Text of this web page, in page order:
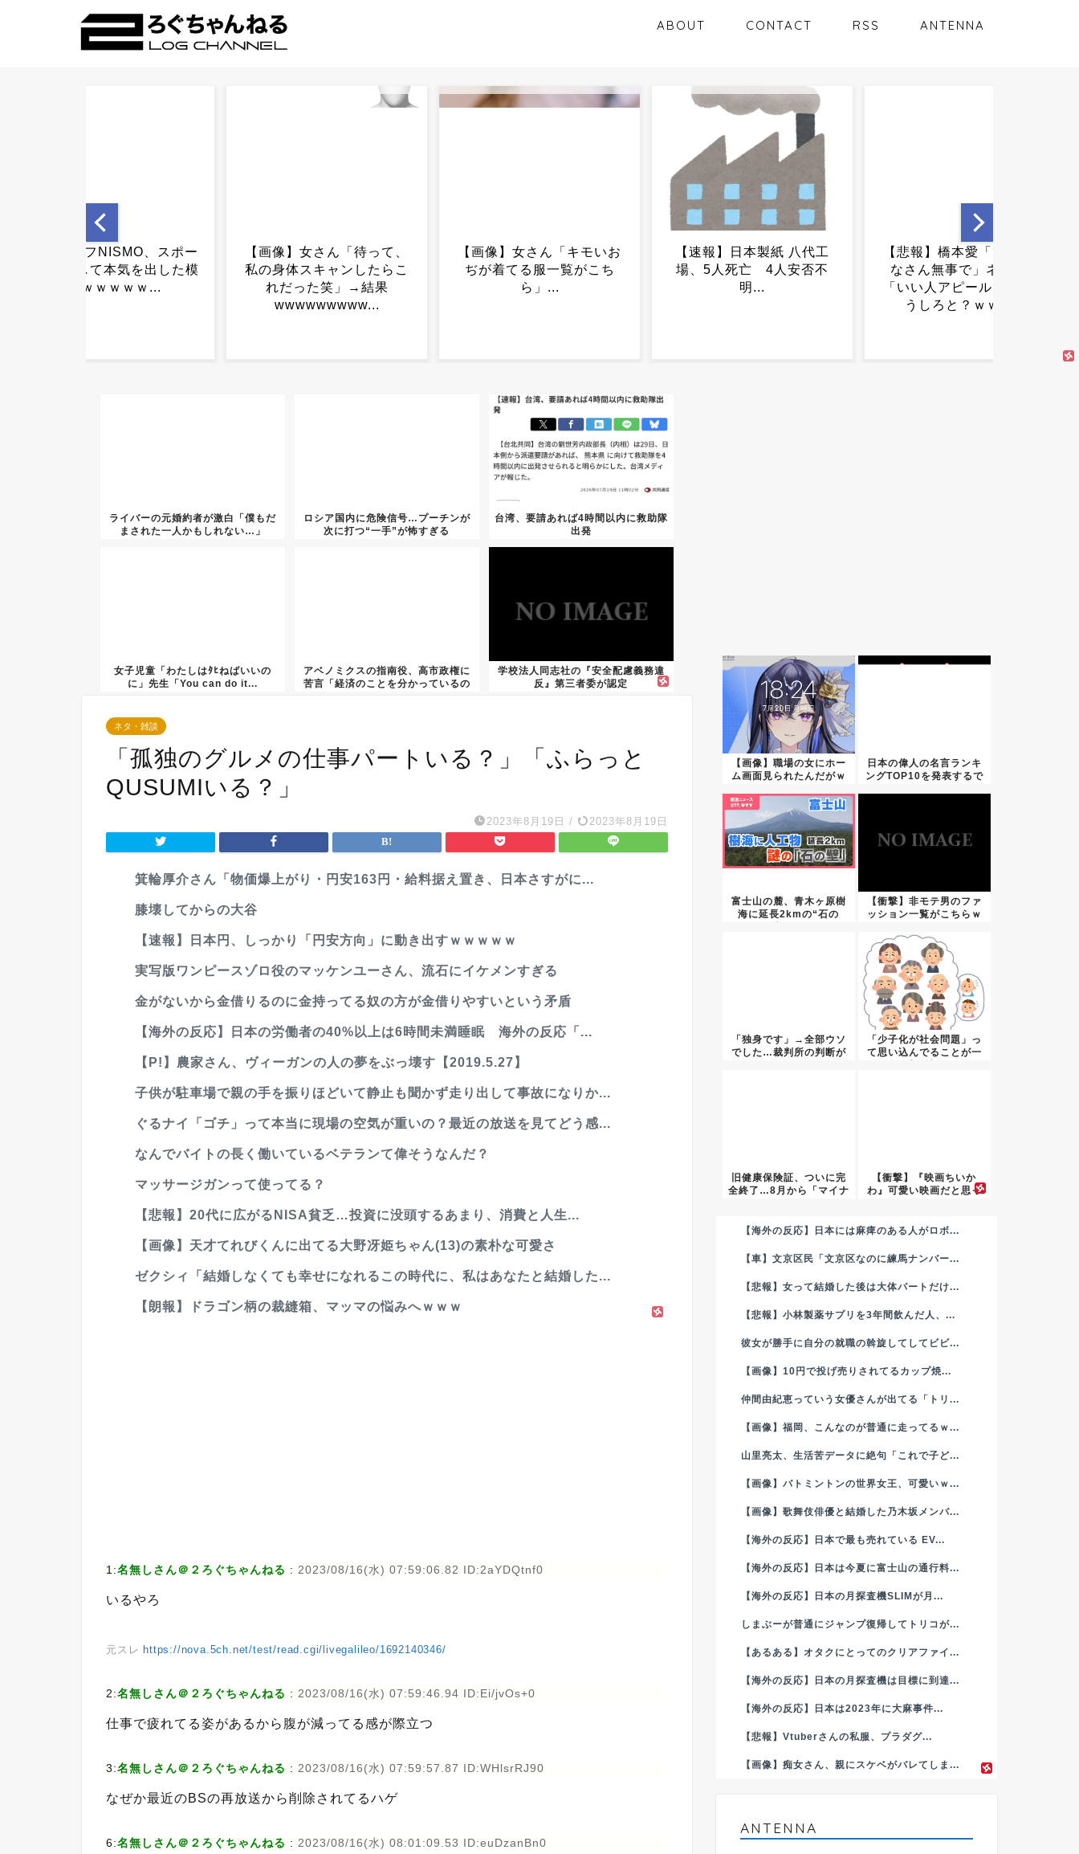
ABOUT CONTACT RSS ANTENNA
【画像】女さん「キモいお
ぢが着てる服一覧がこち
ら」...
【速報】日本製紙 八代工
場、5人死亡 4人安否不
明...
【悲報】橋本愛「熊本のみ
なさん無事で」ネット民
「いい人アピール！」←ど
【悲報】61歳無職、7年間ラ
ジオとギターを鳴らし続け
た結果→逮捕ｗｗｗｗｗ...
【画像】女さん「待って、
私の身体スキャンしたらこ
れだった笑」→結果
ライバーの元婚約者が激白「僕もだ
まされた一人かもしれない…」
ロシア国内に危険信号…プーチンが
次に打つ“一手”が怖すぎる
台湾、要請あれば4時間以内に救助隊
出発
女子児童「わたしはﾀﾋねばいいの
に」先生「You can do it...
アベノミクスの指南役、高市政権に
苦言「経済のことを分かっているの
学校法人同志社の『安全配慮義務違
反』第三者委が認定
ネタ・雑談
「孤独のグルメの仕事パートいる？」「ふらっと
QUSUMIいる？」
2023年8月19日 / 2023年8月19日
箕輪厚介さん「物価爆上がり・円安163円・給料据え置き、日本さすがに...
膝壊してからの大谷
【速報】日本円、しっかり「円安方向」に動き出すｗｗｗｗｗ
実写版ワンピースゾロ役のマッケンユーさん、流石にイケメンすぎる
金がないから金借りるのに金持ってる奴の方が金借りやすいという矛盾
【海外の反応】日本の労働者の40%以上は6時間未満睡眠 海外の反応「...
【P!】農家さん、ヴィーガンの人の夢をぶっ壊す【2019.5.27】
子供が駐車場で親の手を振りほどいて静止も聞かず走り出して事故になりか...
ぐるナイ「ゴチ」って本当に現場の空気が重いの？最近の放送を見てどう感...
なんでバイトの長く働いているベテランて偉そうなんだ？
マッサージガンって使ってる？
【悲報】20代に広がるNISA貧乏…投資に没頭するあまり、消費と人生...
【画像】天才てれびくんに出てる大野冴姫ちゃん(13)の素朴な可愛さ
ゼクシィ「結婚しなくても幸せになれるこの時代に、私はあなたと結婚した...
【朗報】ドラゴン柄の裁縫箱、マッマの悩みへｗｗｗ
1:名無しさん＠２ろぐちゃんねる : 2023/08/16(水) 07:59:06.82 ID:2aYDQtnf0
いるやろ
元スレ https://nova.5ch.net/test/read.cgi/livegalileo/1692140346/
2:名無しさん＠２ろぐちゃんねる : 2023/08/16(水) 07:59:46.94 ID:Ei/jvOs+0
仕事で疲れてる姿があるから腹が減ってる感が際立つ
3:名無しさん＠２ろぐちゃんねる : 2023/08/16(水) 07:59:57.87 ID:WHlsrRJ90
なぜか最近のBSの再放送から削除されてるハゲ
6:名無しさん＠２ろぐちゃんねる : 2023/08/16(水) 08:01:09.53 ID:euDzanBn0
【画像】職場の女にホー
ム画面見られたんだがｗ
日本の偉人の名言ランキ
ングTOP10を発表するで
富士山の麓、青木ヶ原樹
海に延長2kmの“石の
【衝撃】非モテ男のファ
ッション一覧がこちらｗ
「独身です」→全部ウソ
でした…裁判所の判断が
「少子化が社会問題」っ
て思い込んでることが一
旧健康保険証、ついに完
全終了…8月から「マイナ
【衝撃】『映画ちいか
わ』可愛い映画だと思っ
【海外の反応】日本には麻痺のある人がロボ...
【車】文京区民「文京区なのに練馬ナンバー...
【悲報】女って結婚した後は大体パートだけ...
【悲報】小林製薬サプリを3年間飲んだ人、...
彼女が勝手に自分の就職の斡旋してしてビビ...
【画像】10円で投げ売りされてるカップ焼...
仲間由紀恵っていう女優さんが出てる「トリ...
【画像】福岡、こんなのが普通に走ってるｗ...
山里亮太、生活苦データに絶句「これで子ど...
【画像】バトミントンの世界女王、可愛いｗ...
【画像】歌舞伎俳優と結婚した乃木坂メンバ...
【海外の反応】日本で最も売れている EV...
【海外の反応】日本は今夏に富士山の通行料...
【海外の反応】日本の月探査機SLIMが月...
しまぶーが普通にジャンプ復帰してトリコが...
【あるある】オタクにとってのクリアファイ...
【海外の反応】日本の月探査機は目標に到達...
【海外の反応】日本は2023年に大麻事件...
【悲報】Vtuberさんの私服、プラダグ...
【画像】痴女さん、親にスケベがバレてしま...
ANTENNA